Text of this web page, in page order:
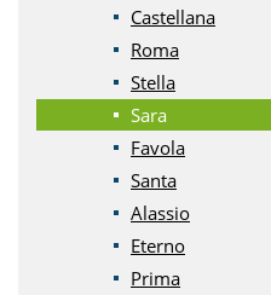
Castellana
Roma
Stella
Sara
Favola
Santa
Alassio
Eterno
Prima